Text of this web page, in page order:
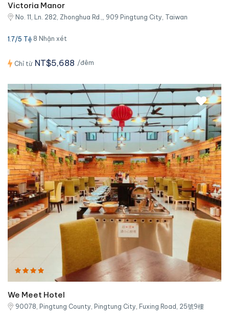
Victoria Manor
No. 11, Ln. 282, Zhonghua Rd.,, 909 Pingtung City, Taiwan
1.7/5 Tệ 8 Nhận xét
Chỉ từ NT$5,688 /đêm
We Meet Hotel
90078, Pingtung County, Pingtung City, Fuxing Road, 25號9樓